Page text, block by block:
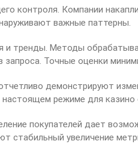
контроля. Компании
важные паттерны.
тренды. Методы
Точные оценки
демонстрируют
режиме для казино
покупателей дает
стабильный увеличение